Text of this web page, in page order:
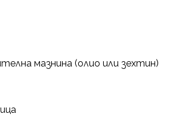
мазнина (олио или зехтин)